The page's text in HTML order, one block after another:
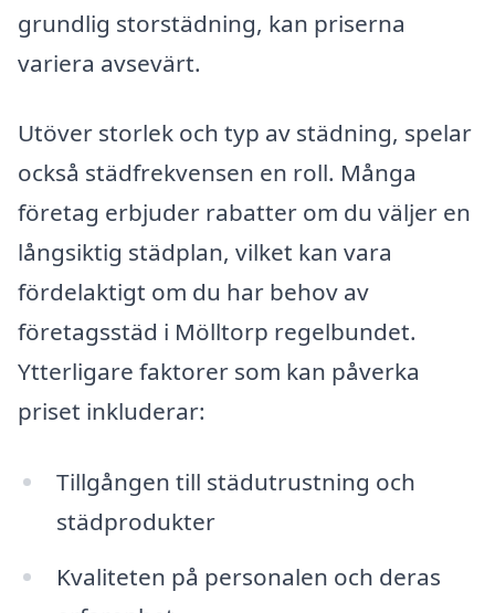
grundlig storstädning, kan priserna
variera avsevärt.
Utöver storlek och typ av städning, spelar
också städfrekvensen en roll. Många
företag erbjuder rabatter om du väljer en
långsiktig städplan, vilket kan vara
fördelaktigt om du har behov av
företagsstäd i Mölltorp regelbundet.
Ytterligare faktorer som kan påverka
priset inkluderar:
Tillgången till städutrustning och
städprodukter
Kvaliteten på personalen och deras